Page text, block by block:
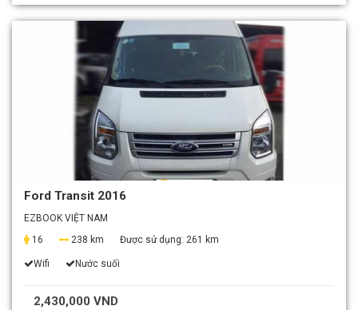
Ford Transit 2016
EZBOOK VIỆT NAM
16
238 km Được sử dụng: 261 km
Wifi Nước suối
2,430,000 VND